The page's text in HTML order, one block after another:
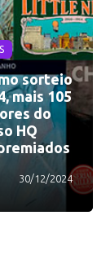
sorteio
mais 105
do
HQ
30/12/2024